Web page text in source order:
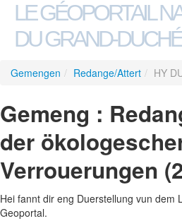
LE GÉOPORTAIL
DU GRAND-
Gemengen / Redange/Attert / HY
Gemeng :
der
Verrouerungen
Hei fannt dir eng Duerstellung vun
Geoportal.